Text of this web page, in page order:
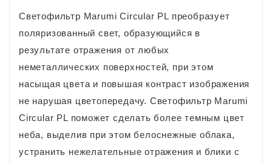
Светофильтр Marumi Circular PL преобразует
поляризованный свет, образующийся в
результате отражения от любых
неметаллических поверхностей, при этом
насыщая цвета и повышая контраст изображения
не нарушая цветопередачу. Светофильтр Marumi
Circular PL поможет сделать более темным цвет
неба, выделив при этом белоснежные облака,
устранить нежелательные отражения и блики с